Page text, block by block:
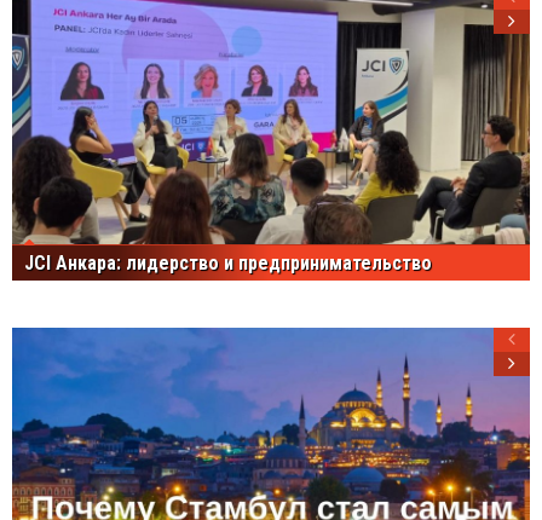
JCI Анкара: лидерство и предпринимательство